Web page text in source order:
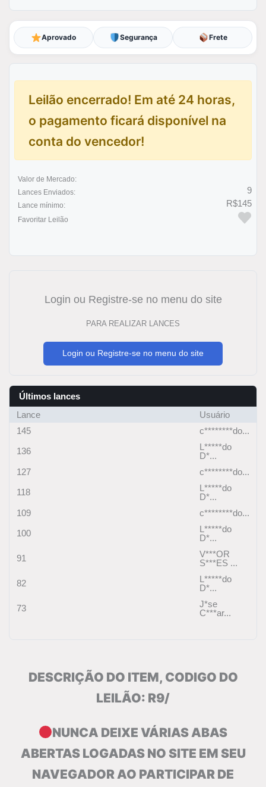
Aprovado Segurança Frete
Leilão encerrado! Em até 24 horas,
o pagamento ficará disponível na
conta do vencedor!
Valor de Mercado:
Lances Enviados:
9
Lance mínimo: R$145
Favoritar Leilão
Login ou Registre-se no menu do site
PARA REALIZAR LANCES
Login ou Registre-se no menu do site
Últimos lances
Lance
Usuário
145
c********do...
136
L*****do
D*...
127
c********do...
118
L*****do
D*...
109
c********do...
100
L*****do
D*...
91
V***OR
S***ES ...
82
L*****do
D*...
73
J*se
C***ar...
DESCRIÇÃO DO ITEM, CODIGO DO
LEILÃO: R9/
NUNCA DEIXE VÁRIAS ABAS
ABERTAS LOGADAS NO SITE EM SEU
NAVEGADOR AO PARTICIPAR DE